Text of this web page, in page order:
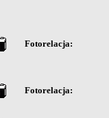
Fotorelacja:
Fotorelacja: